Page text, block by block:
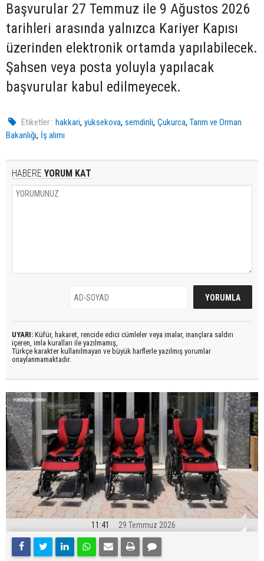
Başvurular 27 Temmuz ile 9 Ağustos 2026
tarihleri arasında yalnızca Kariyer Kapısı
üzerinden elektronik ortamda yapılabilecek.
Şahsen veya posta yoluyla yapılacak
başvurular kabul edilmeyecek.
Etiketler : hakkari,yüksekova,semdinli,Çukurca,Tarım ve Orman
Bakanlığı, İş alımı
HABERE YORUM KAT
UYARI: Küfür, hakaret, rencide edici cümleler veya imalar, inançlara saldırı
içeren, imla kuralları ile yazılmamış,
Türkçe karakter kullanılmayan ve büyük harflerle yazılmış yorumlar
onaylanmamaktadır.
11:41 29 Temmuz 2026